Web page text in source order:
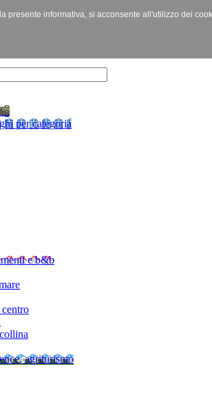
per categoria
e b&b
agriturismo
presente informativa, si acconsente all'utilizzo dei